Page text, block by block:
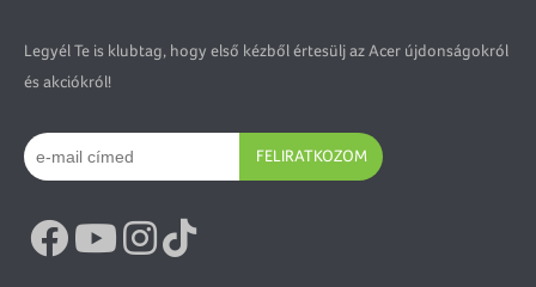
Legyél Te is klubtag, hogy első kézből értesülj az Acer újdonságokról
és akciókról!
FELIRATKOZOM